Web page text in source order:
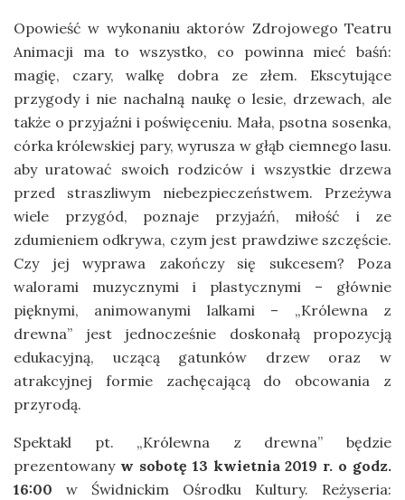
Opowieść w wykonaniu aktorów Zdrojowego Teatru
Animacji ma to wszystko, co powinna mieć baśń:
magię, czary, walkę dobra ze złem. Ekscytujące
przygody i nie nachalną naukę o lesie, drzewach, ale
także o przyjaźni i poświęceniu. Mała, psotna sosenka,
córka królewskiej pary, wyrusza w głąb ciemnego lasu.
aby uratować swoich rodziców i wszystkie drzewa
przed straszliwym niebezpieczeństwem. Przeżywa
wiele przygód, poznaje przyjaźń, miłość i ze
zdumieniem odkrywa, czym jest prawdziwe szczęście.
Czy jej wyprawa zakończy się sukcesem? Poza
walorami muzycznymi i plastycznymi – głównie
pięknymi, animowanymi lalkami – „Królewna z
drewna” jest jednocześnie doskonałą propozycją
edukacyjną, uczącą gatunków drzew oraz w
atrakcyjnej formie zachęcającą do obcowania z
przyrodą.
Spektakl pt. „Królewna z drewna” będzie
prezentowany w sobotę 13 kwietnia 2019 r. o godz.
16:00 w Świdnickim Ośrodku Kultury. Reżyseria: